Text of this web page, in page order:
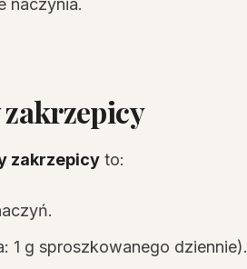
naczynia.
zakrzepicy
zakrzepicy to:
1 g sproszkowanego dziennie).